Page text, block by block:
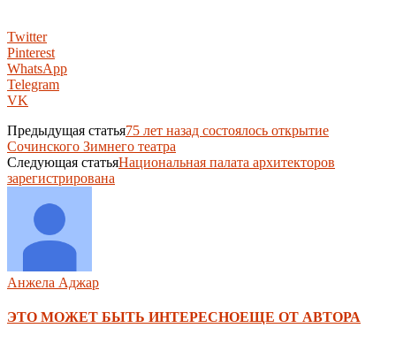
Twitter
Pinterest
WhatsApp
Telegram
VK
Предыдущая статья75 лет назад состоялось открытие
Сочинского Зимнего театра
Следующая статьяНациональная палата архитекторов
зарегистрирована
Анжела Аджар
ЭТО МОЖЕТ БЫТЬ ИНТЕРЕСНОЕЩЕ ОТ АВТОРА